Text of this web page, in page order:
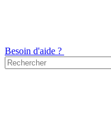
Besoin d'aide ?